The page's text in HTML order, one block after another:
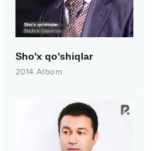
Sho'x qo'shiqlar
2014 Albom